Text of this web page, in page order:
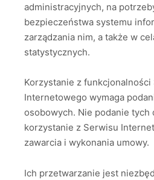
administracyjnych, na
bezpieczeństwa systemu
zarządzania nim, a także w
statystycznych.
Korzystanie z funkcjonalności
Internetowego wymaga
osobowych. Nie podanie tych
korzystanie z Serwisu
zawarcia i wykonania umowy.
Ich przetwarzanie jest